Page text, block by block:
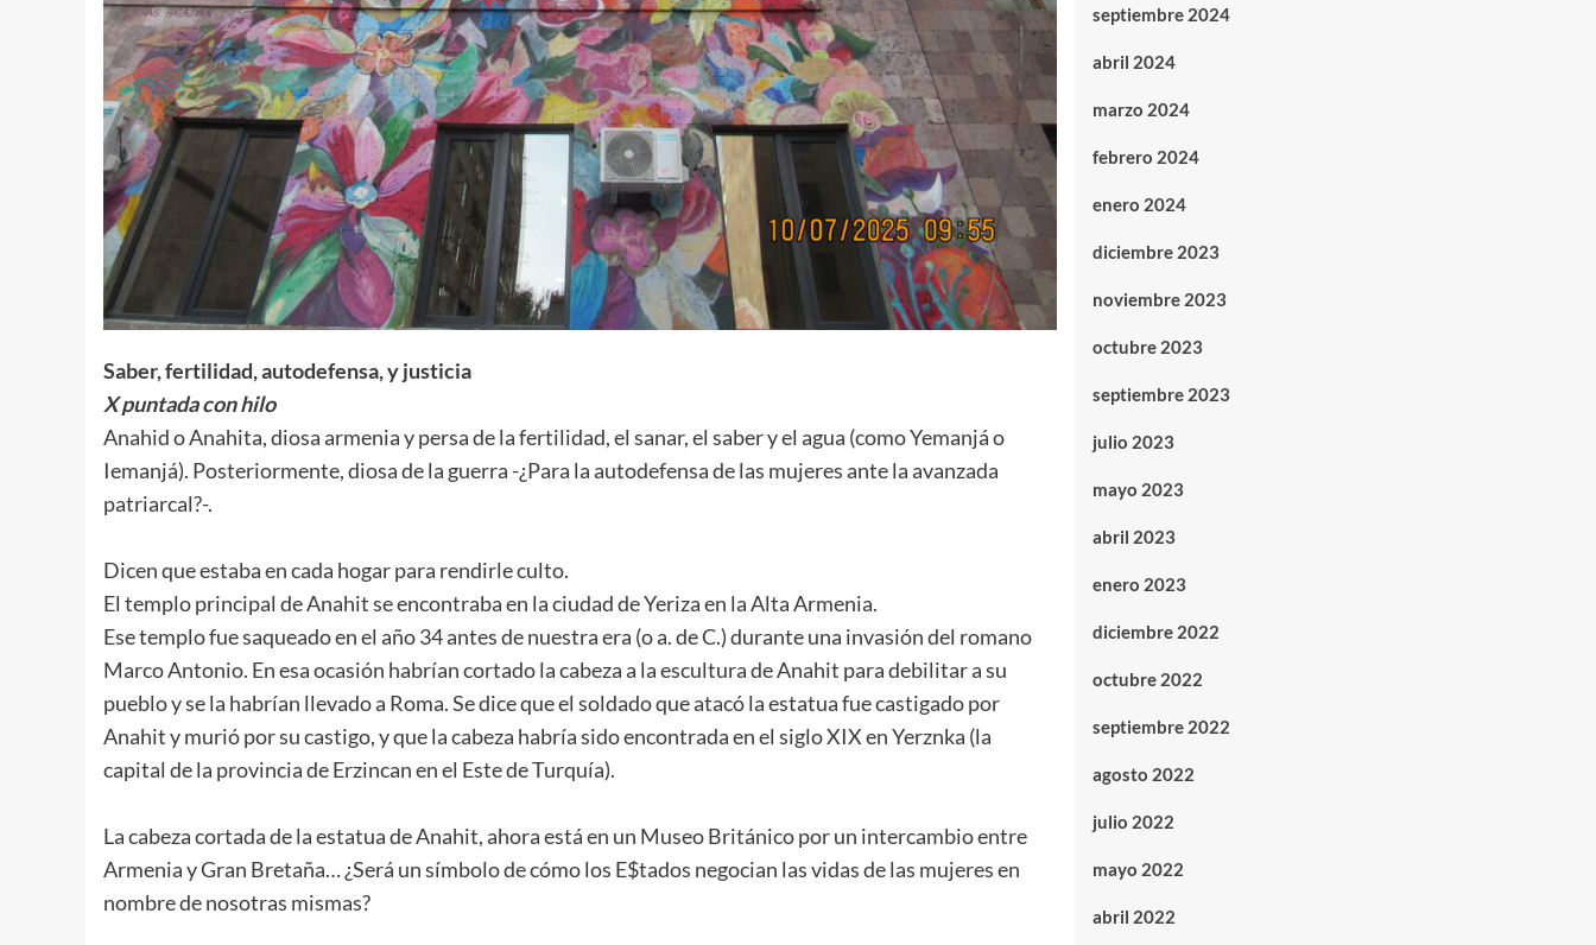
Saber, fertilidad, autodefensa, y justicia
X puntada con hilo
Anahid o Anahita, diosa armenia y persa de la fertilidad, el sanar, el saber y el agua (como Yemanjá o
Iemanjá). Posteriormente, diosa de la guerra -¿Para la autodefensa de las mujeres ante la avanzada
patriarcal?-.
Dicen que estaba en cada hogar para rendirle culto.
El templo principal de Anahit se encontraba en la ciudad de Yeriza en la Alta Armenia.
Ese templo fue saqueado en el año 34 antes de nuestra era (o a. de C.) durante una invasión del romano
Marco Antonio. En esa ocasión habrían cortado la cabeza a la escultura de Anahit para debilitar a su
pueblo y se la habrían llevado a Roma. Se dice que el soldado que atacó la estatua fue castigado por
Anahit y murió por su castigo, y que la cabeza habría sido encontrada en el siglo XIX en Yerznka (la
capital de la provincia de Erzincan en el Este de Turquía).
La cabeza cortada de la estatua de Anahit, ahora está en un Museo Británico por un intercambio entre
Armenia y Gran Bretaña… ¿Será un símbolo de cómo los E$tados negocian las vidas de las mujeres en
nombre de nosotras mismas?
septiembre 2024
abril 2024
marzo 2024
febrero 2024
enero 2024
diciembre 2023
noviembre 2023
octubre 2023
septiembre 2023
julio 2023
mayo 2023
abril 2023
enero 2023
diciembre 2022
octubre 2022
septiembre 2022
agosto 2022
julio 2022
mayo 2022
abril 2022